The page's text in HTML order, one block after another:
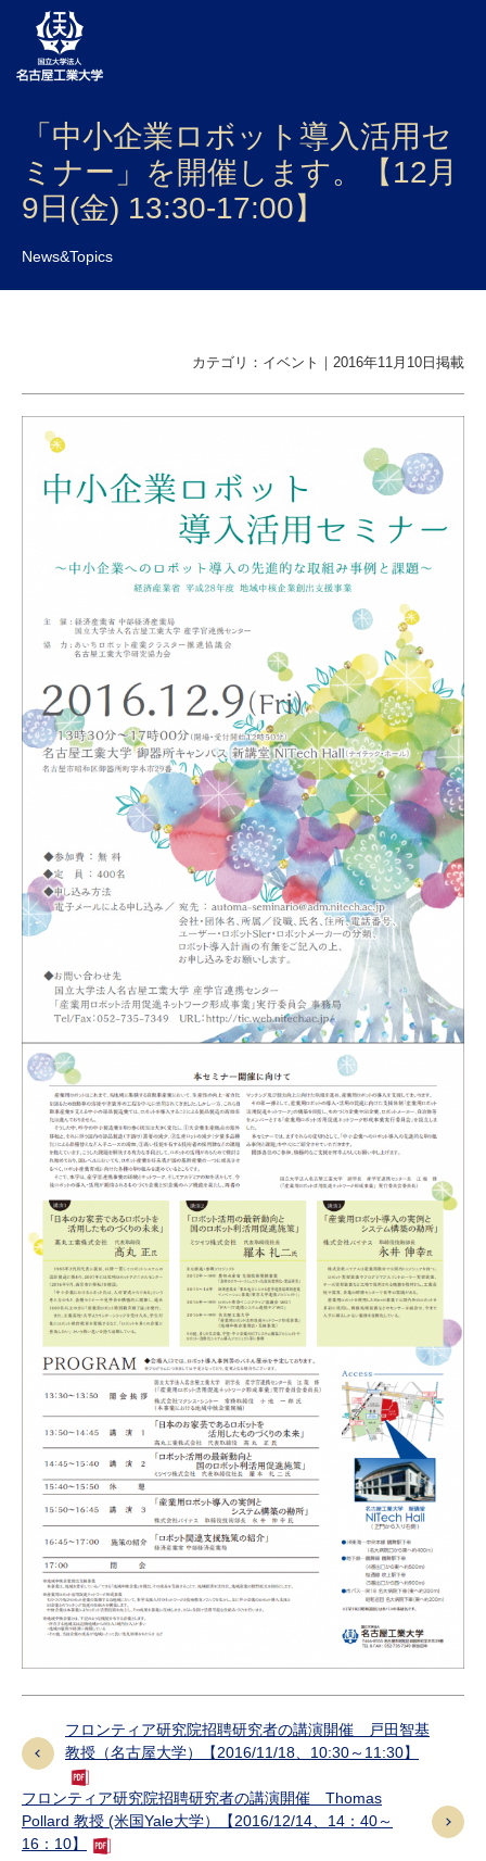
大学案内
学部・大学院・センター
入試
研究・教員Navi
受験生 在学生
卒業生
寄附のお願い
アクセス
キャンパスマップ お問い合わせ English 資料請求
「中小企業ロボット導入活用セ
ミナー」を開催します。【12月
9日(金) 13:30-17:00】
News&Topics
カテゴリ：イベント｜2016年11月10日掲載
フロンティア研究院招聘研究者の講演開催 戸田智基
教授（名古屋大学）【2016/11/18、10:30～11:30】
フロンティア研究院招聘研究者の講演開催 Thomas
Pollard 教授 (米国Yale大学）【2016/12/14、14：40～
16：10】